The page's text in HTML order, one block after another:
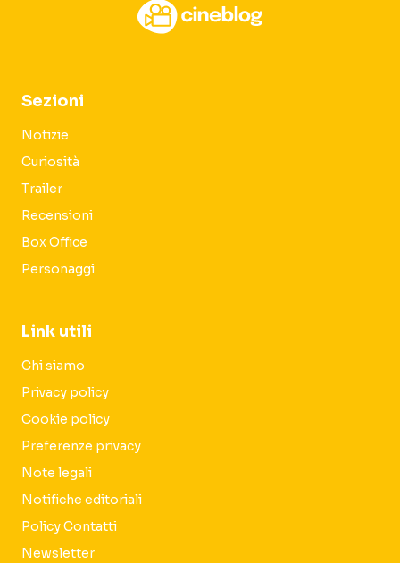
Sezioni
Notizie
Curiosità
Trailer
Recensioni
Box Office
Personaggi
Link utili
Chi siamo
Privacy policy
Cookie policy
Preferenze privacy
Note legali
Notifiche editoriali
Policy Contatti
Newsletter